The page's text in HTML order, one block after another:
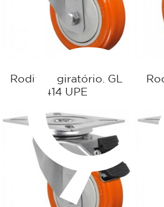
Rodinha giratório. GL
414 UPE